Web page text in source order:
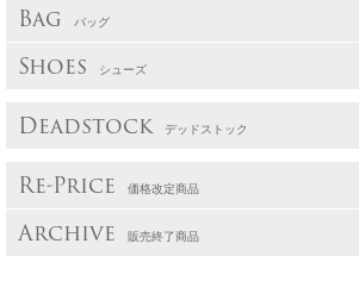
Bag バッグ
Shoes シューズ
Deadstock デッドストック
Re-Price 価格改定商品
Archive 販売終了商品